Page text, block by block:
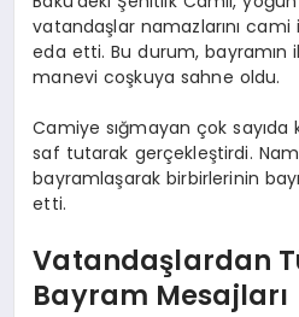
vatandaşlar namazlarını
eda etti. Bu durum, bayramın
manevi coşkuya sahne oldu.
Camiye sığmayan çok sayıda
saf tutarak gerçekleştirdi.
bayramlaşarak birbirlerinin
etti.
Vatandaşlardan
Bayram Mesajları